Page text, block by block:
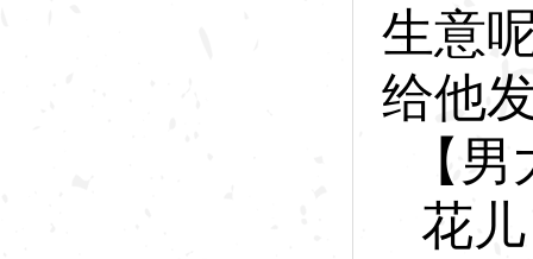
生意
给他
【
花